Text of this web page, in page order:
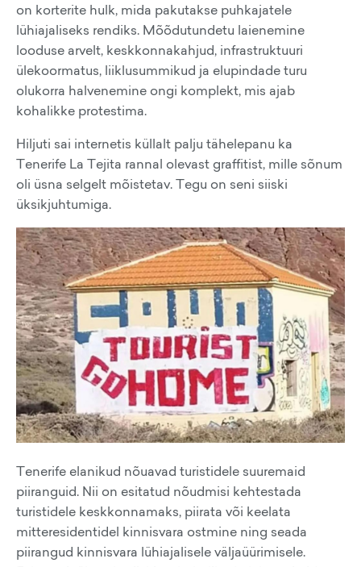
on korterite hulk, mida pakutakse puhkajatele
lühiajaliseks rendiks. Mõõdutundetu laienemine
looduse arvelt, keskkonnakahjud, infrastruktuuri
ülekoormatus, liiklusummikud ja elupindade turu
olukorra halvenemine ongi komplekt, mis ajab
kohalikke protestima.
Hiljuti sai internetis küllalt palju tähelepanu ka
Tenerife La Tejita rannal olevast graffitist, mille sõnum
oli üsna selgelt mõistetav. Tegu on seni siiski
üksikjuhtumiga.
Tenerife elanikud nõuavad turistidele suuremaid
piiranguid. Nii on esitatud nõudmisi kehtestada
turistidele keskkonnamaks, piirata või keelata
mitteresidentidel kinnisvara ostmine ning seada
piirangud kinnisvara lühiajalisele väljaüürimisele.